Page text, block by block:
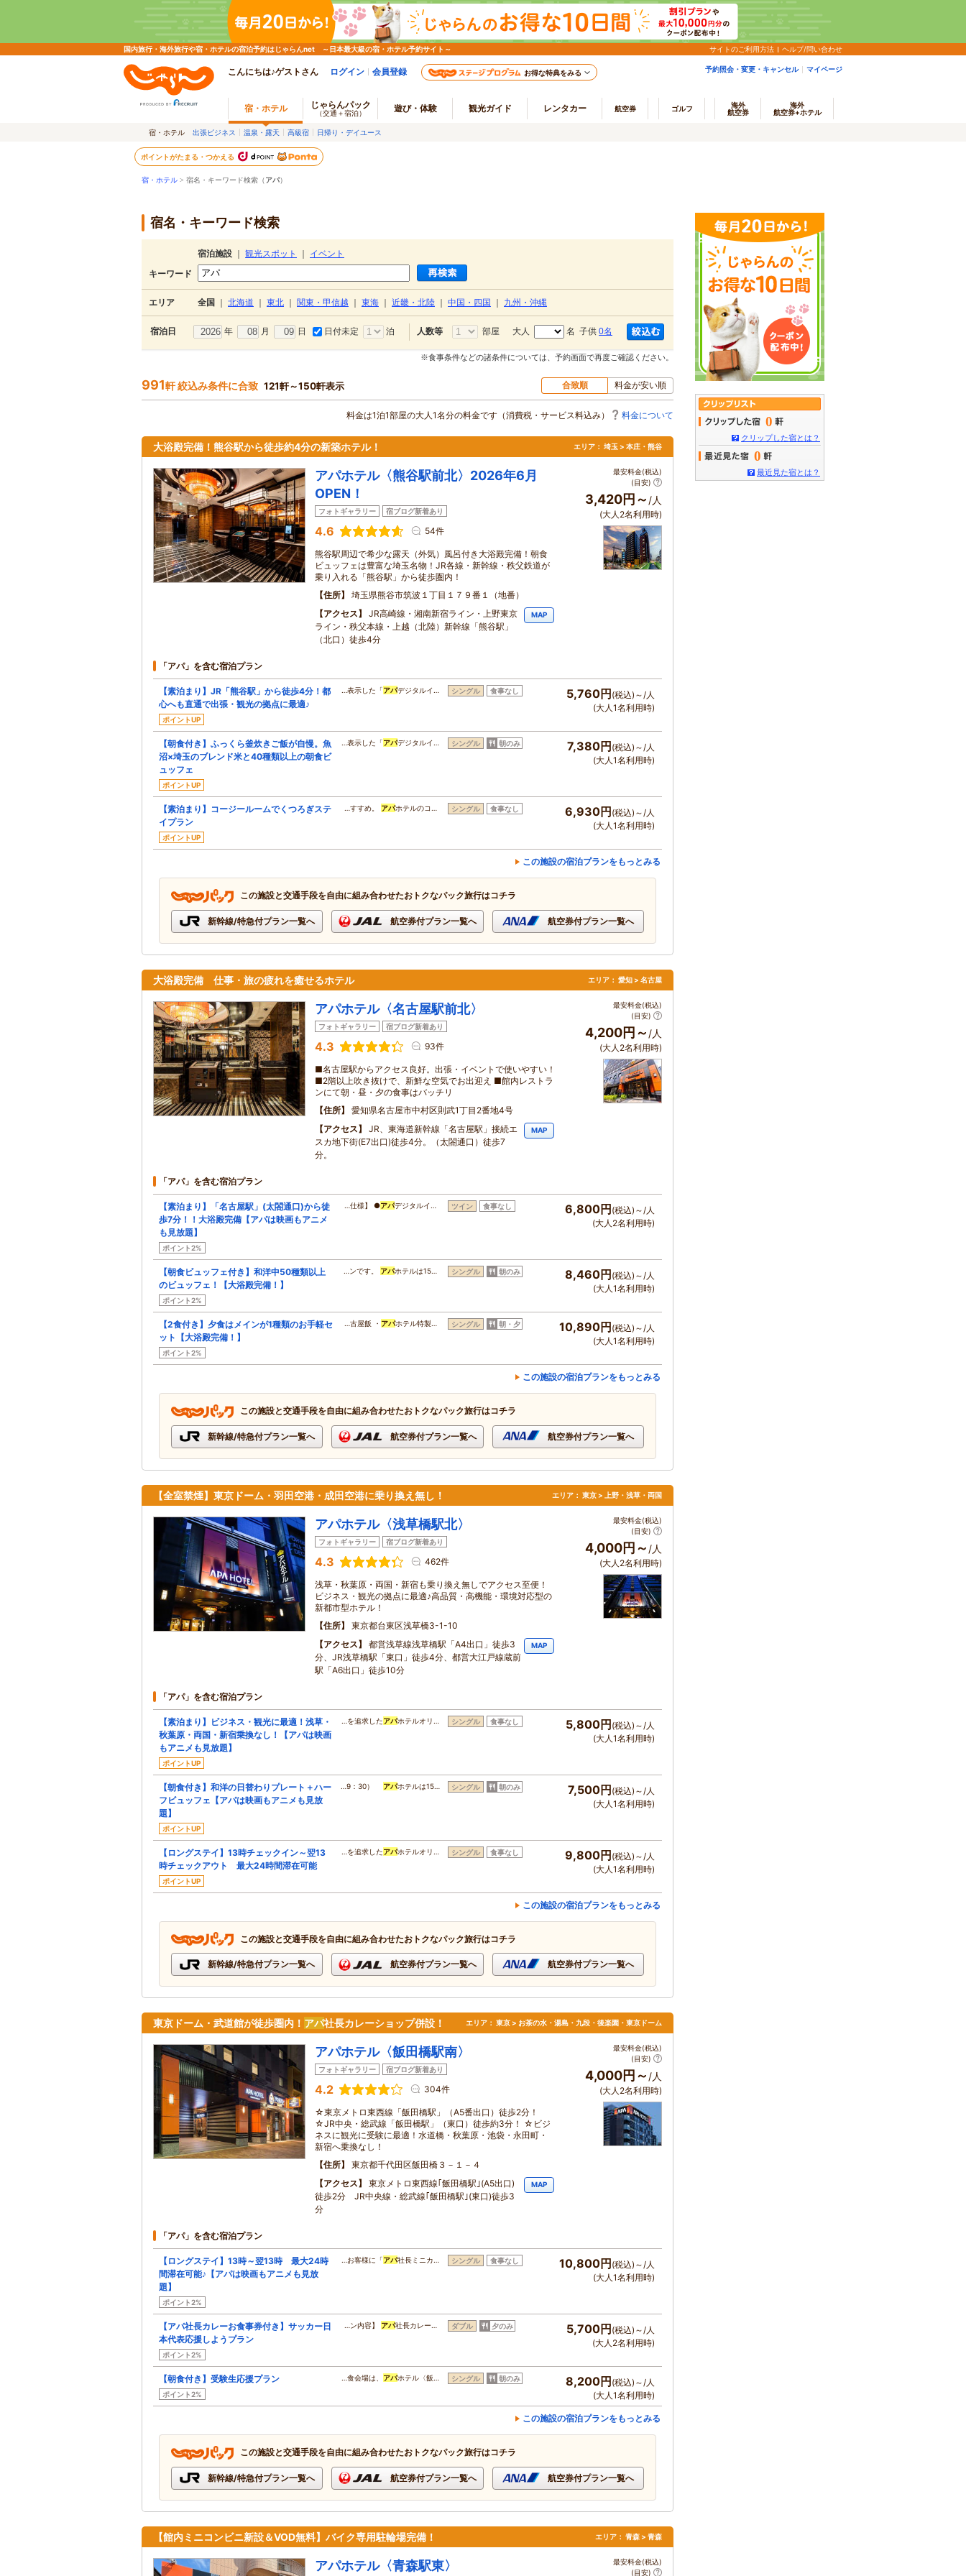
国内旅行・海外旅行や宿・ホテルの宿泊予約はじゃらんnet ～日本最大級の宿・ホテル予約サイト～ サイトのご利用方法 ヘルプ/問い合わせ
こんにちは♪ゲストさん ログイン 会員登録 お得な特典をみる 予約照会・変更・キャンセル マイページ
宿・ホテル じゃらんパック
（交通＋宿泊） 遊び・体験 観光ガイド レンタカー 航空券 ゴルフ
海外
航空券
海外
航空券+ホテル
宿・ホテル 出張ビジネス 温泉・露天 高級宿 日帰り・デイユース
ポイントがたまる・つかえる
宿・ホテル > 宿名・キーワード検索（アパ）
宿名・キーワード検索
宿泊施設 観光スポット
イベント
キーワード
エリア 全国 北海道 東北 関東・甲信越 東海 近畿・北陸 中国・四国 九州・沖縄
宿泊日 年 月 日 日付未定 泊 人数等 部屋 大人 名 子供 0名
※食事条件などの諸条件については、予約画面で再度ご確認ください。
991軒 絞込み条件に合致 121軒～150軒表示 合致順 料金が安い順
料金は1泊1部屋の大人1名分の料金です（消費税・サービス料込み） 料金について
大浴殿完備！熊谷駅から徒歩約4分の新築ホテル！ エリア： 埼玉 > 本庄・熊谷
アパホテル〈熊谷駅前北〉2026年6月
OPEN！
フォトギャラリー 宿ブログ新着あり
4.6 54件
熊谷駅周辺で希少な露天（外気）風呂付き大浴殿完備！朝食
ビュッフェは豊富な埼玉名物！JR各線・新幹線・秩父鉄道が
乗り入れる「熊谷駅」から徒歩圏内！
住所
埼玉県熊谷市筑波１丁目１７９番１（地番）
アクセス
JR高崎線・湘南新宿ライン・上野東京
ライン・秩父本線・上越（北陸）新幹線「熊谷駅」
（北口）徒歩4分
MAP
最安料金(税込)
(目安)
3,420円～ /人
(大人2名利用時)
「アパ」を含む宿泊プラン
【素泊まり】JR「熊谷駅」から徒歩4分！都
心へも直通で出張・観光の拠点に最適♪
ポイントUP
…表示した「アパデジタルイ… シングル 食事なし 5,760円 (税込)～/人
(大人1名利用時)
【朝食付き】ふっくら釜炊きご飯が自慢。魚
沼×埼玉のブレンド米と40種類以上の朝食ビ
ュッフェ
ポイントUP
…表示した「アパデジタルイ… シングル 朝のみ 7,380円 (税込)～/人
(大人1名利用時)
【素泊まり】コージールームでくつろぎステ
イプラン
ポイントUP
…すすめ。 アパホテルのコ… シングル 食事なし 6,930円 (税込)～/人
(大人1名利用時)
この施設の宿泊プランをもっとみる
この施設と交通手段を自由に組み合わせたおトクなパック旅行はコチラ
新幹線/特急付プラン一覧へ 航空券付プラン一覧へ 航空券付プラン一覧へ
大浴殿完備 仕事・旅の疲れを癒せるホテル エリア： 愛知 > 名古屋
アパホテル〈名古屋駅前北〉
フォトギャラリー 宿ブログ新着あり
4.3 93件
■名古屋駅からアクセス良好。出張・イベントで使いやすい！
■2階以上吹き抜けで、新鮮な空気でお出迎え ■館内レストラ
ンにて朝・昼・夕の食事はバッチリ
住所
愛知県名古屋市中村区則武1丁目2番地4号
アクセス
JR、東海道新幹線「名古屋駅」接続エ
スカ地下街(E7出口)徒歩4分。（太閤通口）徒歩7
分。
MAP
最安料金(税込)
(目安)
4,200円～ /人
(大人2名利用時)
「アパ」を含む宿泊プラン
【素泊まり】「名古屋駅」(太閤通口)から徒
歩7分！！大浴殿完備【アパは映画もアニメ
も見放題】
ポイント2%
…仕様】 ●アパデジタルイ… ツイン 食事なし 6,800円 (税込)～/人
(大人2名利用時)
【朝食ビュッフェ付き】和洋中50種類以上
のビュッフェ！【大浴殿完備！】
ポイント2%
…ンです。 アパホテルは15… シングル 朝のみ 8,460円 (税込)～/人
(大人1名利用時)
【2食付き】夕食はメインが1種類のお手軽セ
ット【大浴殿完備！】
ポイント2%
…古屋飯 ・ アパホテル特製… シングル 朝・夕 10,890円 (税込)～/人
(大人1名利用時)
この施設の宿泊プランをもっとみる
この施設と交通手段を自由に組み合わせたおトクなパック旅行はコチラ
新幹線/特急付プラン一覧へ 航空券付プラン一覧へ 航空券付プラン一覧へ
【全室禁煙】東京ドーム・羽田空港・成田空港に乗り換え無し！ エリア： 東京 > 上野・浅草・両国
アパホテル〈浅草橋駅北〉
フォトギャラリー 宿ブログ新着あり
4.3 462件
浅草・秋葉原・両国・新宿も乗り換え無しでアクセス至便！
ビジネス・観光の拠点に最適♪高品質・高機能・環境対応型の
新都市型ホテル！
住所
東京都台東区浅草橋3-1-10
アクセス
都営浅草線浅草橋駅「A4出口」徒歩3
分、JR浅草橋駅「東口」徒歩4分、都営大江戸線蔵前
駅「A6出口」徒歩10分
MAP
最安料金(税込)
(目安)
4,000円～ /人
(大人2名利用時)
「アパ」を含む宿泊プラン
【素泊まり】ビジネス・観光に最適！浅草・
秋葉原・両国・新宿乗換なし！【アパは映画
もアニメも見放題】
ポイントUP
…を追求したアパホテルオリ… シングル 食事なし 5,800円(税込)～/人
(大人1名利用時)
【朝食付き】和洋の日替わりプレート＋ハー
フビュッフェ【アパは映画もアニメも見放
題】
ポイントUP
…9：30） アパホテルは15… シングル 朝のみ 7,500円(税込)～/人
(大人1名利用時)
【ロングステイ】13時チェックイン～翌13
時チェックアウト 最大24時間滞在可能
ポイントUP
…を追求したアパホテルオリ… シングル 食事なし 9,800円(税込)～/人
(大人1名利用時)
この施設の宿泊プランをもっとみる
この施設と交通手段を自由に組み合わせたおトクなパック旅行はコチラ
新幹線/特急付プラン一覧へ 航空券付プラン一覧へ 航空券付プラン一覧へ
東京ドーム・武道館が徒歩圏内！ アパ社長カレーショップ併設！ エリア： 東京 > お茶の水・湯島・九段・後楽園・東京ドーム
アパホテル〈飯田橋駅南〉
フォトギャラリー 宿ブログ新着あり
4.2 304件
☆東京メトロ東西線「飯田橋駅」（A5番出口）徒歩2分！
☆JR中央・総武線「飯田橋駅」（東口）徒歩約3分！ ☆ビジ
ネスに観光に受験に最適！水道橋・秋葉原・池袋・永田町・
新宿へ乗換なし！
住所
東京都千代田区飯田橋３－１－４
アクセス
東京メトロ東西線｢飯田橋駅｣(A5出口)
徒歩2分 JR中央線・総武線｢飯田橋駅｣(東口)徒歩3
分
MAP
最安料金(税込)
(目安)
4,000円～/人
(大人2名利用時)
「アパ」を含む宿泊プラン
【ロングステイ】13時～翌13時 最大24時
間滞在可能♪【アパは映画もアニメも見放
題】
ポイント2%
…お客様に「アパ社長ミニカ… シングル 食事なし 10,800円 (税込)～/人
(大人1名利用時)
【アパ社長カレーお食事券付き】サッカー日
本代表応援しようプラン
ポイント2%
…ン内容】 アパ社長カレー… ダブル 夕のみ 5,700円 (税込)～/人
(大人2名利用時)
【朝食付き】受験生応援プラン
ポイント2%
…食会場は、 アパホテル〈飯… シングル 朝のみ 8,200円 (税込)～/人
(大人1名利用時)
この施設の宿泊プランをもっとみる
この施設と交通手段を自由に組み合わせたおトクなパック旅行はコチラ
新幹線/特急付プラン一覧へ 航空券付プラン一覧へ 航空券付プラン一覧へ
【館内ミニコンビニ新設＆VOD無料】バイク専用駐輪場完備！ エリア： 青森 > 青森
アパホテル〈青森駅東〉
最安料金(税込)
(目安)
0
クリップした宿とは？
0
最近見た宿とは？